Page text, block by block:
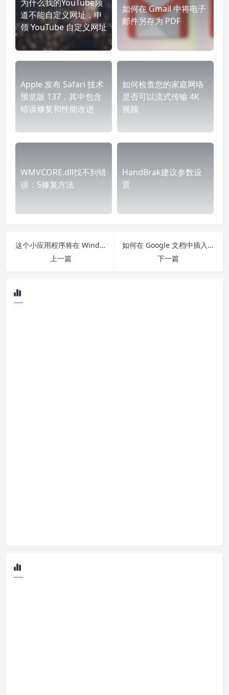
为什么我的YouTube频
道不能自定义网址，申
领 YouTube 自定义网址
如何在 Gmail 中将电子
邮件另存为 PDF
Apple 发布 Safari 技术
预览版 137，其中包含
错误修复和性能改进
如何检查您的家庭网络
是否可以流式传输 4K
视频
WMVCORE.dll找不到错
误：5修复方法
HandBrak建议参数设
置
这个小应用程序将在 Windows 11 上恢复更密集的 Windows 10 上下文菜单
上一篇
如何在 Google 文档中插入手写签名
下一篇